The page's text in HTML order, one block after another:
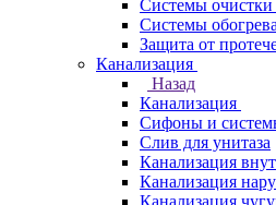
Системы
Системы
Защита от
Канализация
Назад
Канализация
Сифоны и
Слив для унитаза
Канализация
Канализация
Канализация